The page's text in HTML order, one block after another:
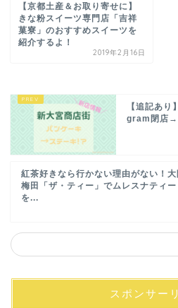
【京都土産＆お取り寄せに】
きな粉スイーツ専門店「吉祥
菓寮」のおすすめスイーツを
紹介するよ！
2019年2月16日
【追記あ
gram閉店→
紅茶好きなら行かない理由がない！大
梅田「ザ・ティー」でムレスナティー
を...
スポンサー